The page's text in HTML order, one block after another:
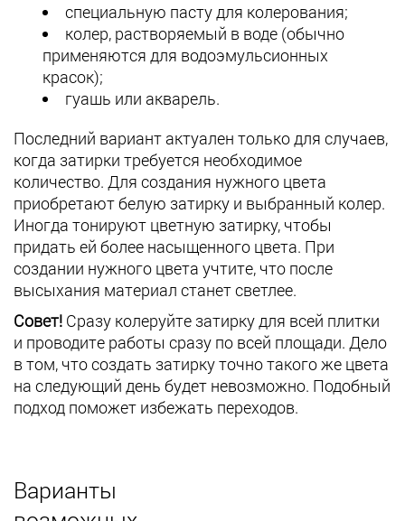
специальную пасту для колерования;
колер, растворяемый в воде (обычно
применяются для водоэмульсионных
красок);
гуашь или акварель.
Последний вариант актуален только для случаев,
когда затирки требуется необходимое
количество. Для создания нужного цвета
приобретают белую затирку и выбранный колер.
Иногда тонируют цветную затирку, чтобы
придать ей более насыщенного цвета. При
создании нужного цвета учтите, что после
высыхания материал станет светлее.
Совет! Сразу колеруйте затирку для всей плитки
и проводите работы сразу по всей площади. Дело
в том, что создать затирку точно такого же цвета
на следующий день будет невозможно. Подобный
подход поможет избежать переходов.
Варианты